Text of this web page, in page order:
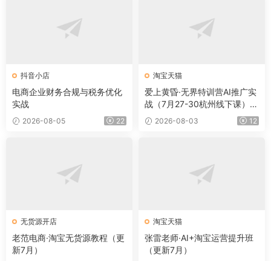
抖音小店
电商企业财务合规与税务优化
实战
2026-08-05 22
淘宝天猫
爱上黄昏·无界特训营AI推广实
战（7月27-30杭州线下课）
【音频+字幕+pdf】
2026-08-03 12
无货源开店
老范电商·淘宝无货源教程（更
新7月）
淘宝天猫
张雷老师·AI+淘宝运营提升班
（更新7月）